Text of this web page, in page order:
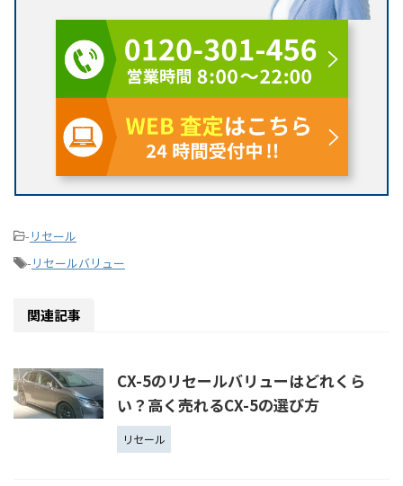
- リセール
- リセールバリュー
関連記事
CX-5のリセールバリューはどれくら
い？高く売れるCX-5の選び方
リセール